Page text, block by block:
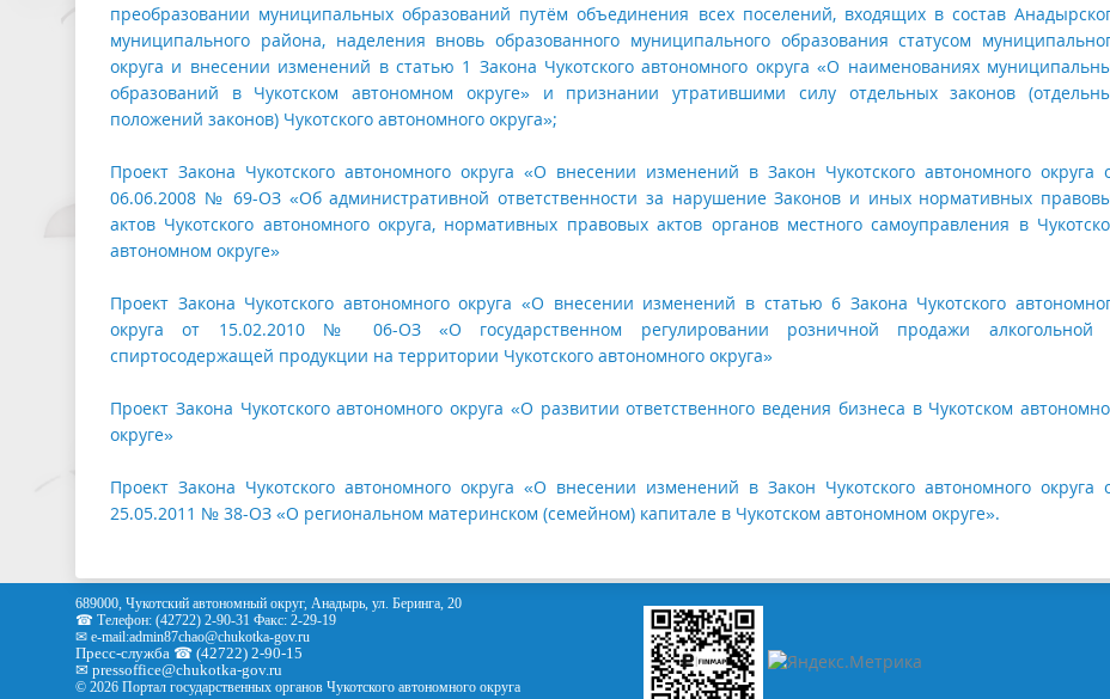
преобразовании муниципальных образований путём объединения всех поселений, входящих в состав
муниципального района, наделения вновь образованного муниципального образования статусом
округа и внесении изменений в статью 1 Закона Чукотского автономного округа «О наименованиях
образований в Чукотском автономном округе» и признании утратившими силу отдельных законов
положений законов) Чукотского автономного округа»;
Проект Закона Чукотского автономного округа «О внесении изменений в Закон Чукотского автономного округа
06.06.2008 № 69-ОЗ «Об административной ответственности за нарушение Законов и иных нормативных
актов Чукотского автономного округа, нормативных правовых актов органов местного самоуправления в
автономном округе»
Проект Закона Чукотского автономного округа «О внесении изменений в статью 6 Закона Чукотского
округа от 15.02.2010 № 06-ОЗ «О государственном регулировании розничной продажи алкогольной
спиртосодержащей продукции на территории Чукотского автономного округа»
Проект Закона Чукотского автономного округа «О развитии ответственного ведения бизнеса в Чукотском
округе»
Проект Закона Чукотского автономного округа «О внесении изменений в Закон Чукотского автономного округа
25.05.2011 № 38-ОЗ «О региональном материнском (семейном) капитале в Чукотском автономном округе».
689000, Чукотский автономный округ, Анадырь, ул. Беринга, 20
☎ Телефон: (42722) 2-90-31 Факс: 2-29-19
✉ e-mail:admin87chao@chukotka-gov.ru
Пресс-служба ☎ (42722) 2-90-15
✉ pressoffice@chukotka-gov.ru
© 2026 Портал государственных органов Чукотского автономного округа